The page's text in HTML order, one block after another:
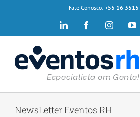
para
o
conteúdo
Fale Conosco: +55 16
LinkedIn FacebookInstagram
NewsLetter Eventos RH